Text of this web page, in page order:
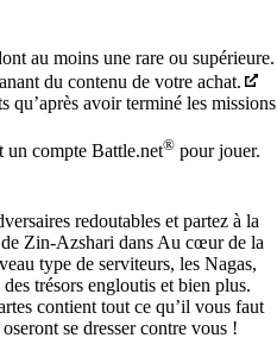
au moins une rare ou supérieure.
du contenu de votre achat.
qu’après avoir terminé les missions
un compte Battle.net® pour jouer.
redoutables et partez à la
Zin-Azshari dans Au cœur de la
type de serviteurs, les Nagas,
trésors engloutis et bien plus.
contient tout ce qu’il vous faut
se dresser contre vous !